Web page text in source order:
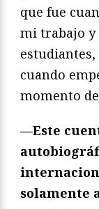
que fue
mi trabajo y
cuando
momento
—Este
solamente